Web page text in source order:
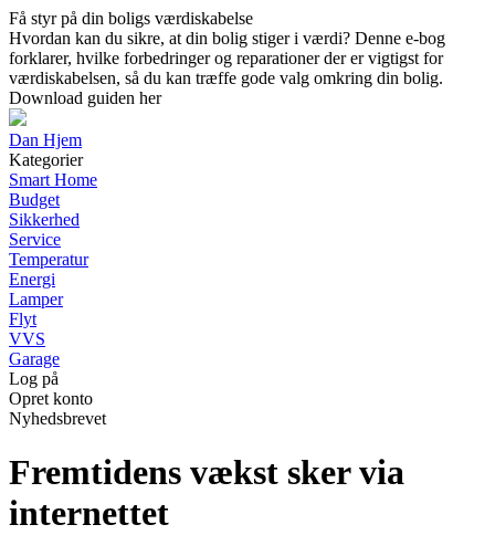
Få styr på din boligs værdiskabelse
Hvordan kan du sikre, at din bolig stiger i værdi? Denne e-bog
forklarer, hvilke forbedringer og reparationer der er vigtigst for
værdiskabelsen, så du kan træffe gode valg omkring din bolig.
Download guiden her
Dan Hjem
Kategorier
Smart Home
Budget
Sikkerhed
Service
Temperatur
Energi
Lamper
Flyt
VVS
Garage
Log på
Opret konto
Nyhedsbrevet
Fremtidens vækst sker via
internettet